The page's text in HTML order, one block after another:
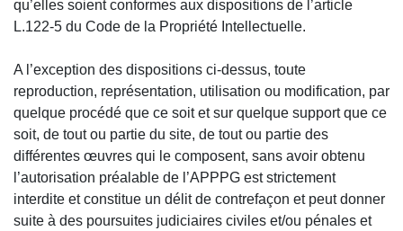
qu’elles soient conformes aux dispositions de l’article
L.122-5 du Code de la Propriété Intellectuelle.
A l’exception des dispositions ci-dessus, toute
reproduction, représentation, utilisation ou modification, par
quelque procédé que ce soit et sur quelque support que ce
soit, de tout ou partie du site, de tout ou partie des
différentes œuvres qui le composent, sans avoir obtenu
l’autorisation préalable de l’APPPG est strictement
interdite et constitue un délit de contrefaçon et peut donner
suite à des poursuites judiciaires civiles et/ou pénales et